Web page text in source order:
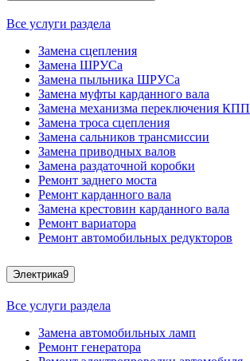
Все услуги раздела
Замена сцепления
Замена ШРУСа
Замена пыльника ШРУСа
Замена муфты карданного вала
Замена механизма переключения КПП
Замена троса сцепления
Замена сальников трансмиссии
Замена приводных валов
Замена раздаточной коробки
Ремонт заднего моста
Ремонт карданного вала
Замена крестовин карданного вала
Ремонт вариатора
Ремонт автомобильных редукторов
Электрика9
Все услуги раздела
Замена автомобильных ламп
Ремонт генератора